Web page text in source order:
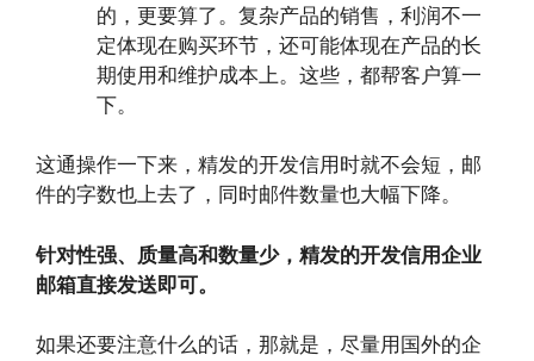
的，更要算了。复杂产品的销售，利润不一
定体现在购买环节，还可能体现在产品的长
期使用和维护成本上。这些，都帮客户算一
下。
这通操作一下来，精发的开发信用时就不会短，邮
件的字数也上去了，同时邮件数量也大幅下降。
针对性强、质量高和数量少，精发的开发信用企业
邮箱直接发送即可。
如果还要注意什么的话，那就是，尽量用国外的企